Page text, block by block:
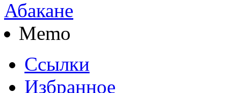
Memo
Ссылки
Избранное